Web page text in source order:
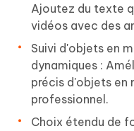
Ajoutez du texte
vidéos avec des
Suivi d'objets en
dynamiques :
précis d'objets en
professionnel.
Choix étendu de